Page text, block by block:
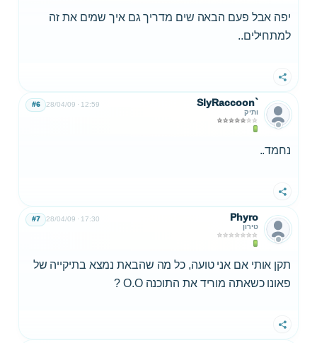
יפה אבל פעם הבאה שים מדריך גם איך שמים את זה
למתחילים..
שתף
SlyRaccoon`
ותיק
28/04/09 12:59
#6
נחמד..
שתף
Phyro
טירון
28/04/09 17:30
#7
תקן אותי אם אני טועה, כל מה שהבאת נמצא בתיקייה של
פאונו כשאתה מוריד את התוכנה O.O ?
שתף